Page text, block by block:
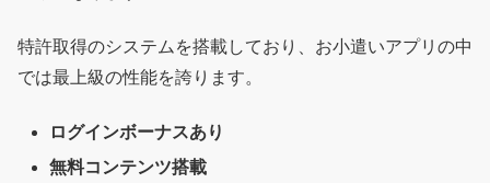
特許取得のシステムを搭載しており、お小遣いアプリの中
では最上級の性能を誇ります。
ログインボーナスあり
無料コンテンツ搭載